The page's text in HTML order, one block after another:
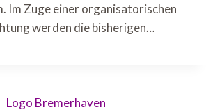
Im Zuge einer organisatorischen
werden die bisherigen…